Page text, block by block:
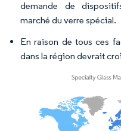
demande de
marché du verre spécial.
En raison de tous ces
dans la région devrait